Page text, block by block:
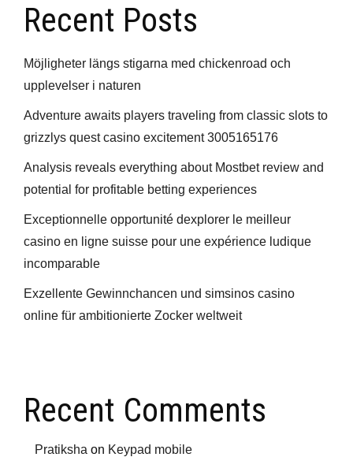
Recent Posts
Möjligheter längs stigarna med chickenroad och
upplevelser i naturen
Adventure awaits players traveling from classic slots to
grizzlys quest casino excitement 3005165176
Analysis reveals everything about Mostbet review and
potential for profitable betting experiences
Exceptionnelle opportunité dexplorer le meilleur
casino en ligne suisse pour une expérience ludique
incomparable
Exzellente Gewinnchancen und simsinos casino
online für ambitionierte Zocker weltweit
Recent Comments
Pratiksha on Keypad mobile